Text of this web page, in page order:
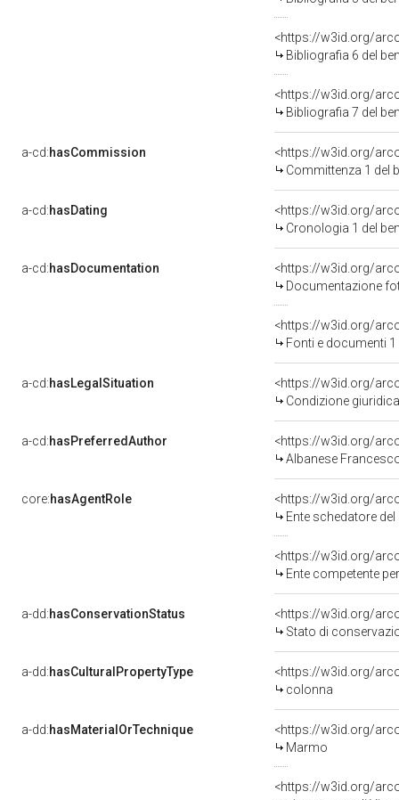
<https://w3id.org/
Bibliografia 6 del
<https://w3id.org/
Bibliografia 7 del
a-cd:hasCommission
<https://w3id.org/
Committenza 1 del
a-cd:hasDating
<https://w3id.org/
Cronologia 1 del
a-cd:hasDocumentation
Documentazione
<https://w3id.org/
Fonti e documenti
a-cd:hasLegalSituation
Condizione
a-cd:hasPreferredAuthor
<https://w3id.org/
Albanese
core:hasAgentRole
<https://w3id.org/
Ente schedatore
<https://w3id.org/
Ente competente per tutela
a-dd:hasConservationStatus
<https://w3id.org/
Stato di
a-dd:hasCulturalPropertyType
<https://w3id.org/
colonna
a-dd:hasMaterialOrTechnique
<https://w3id.org/
Marmo
<https://w3id.org/